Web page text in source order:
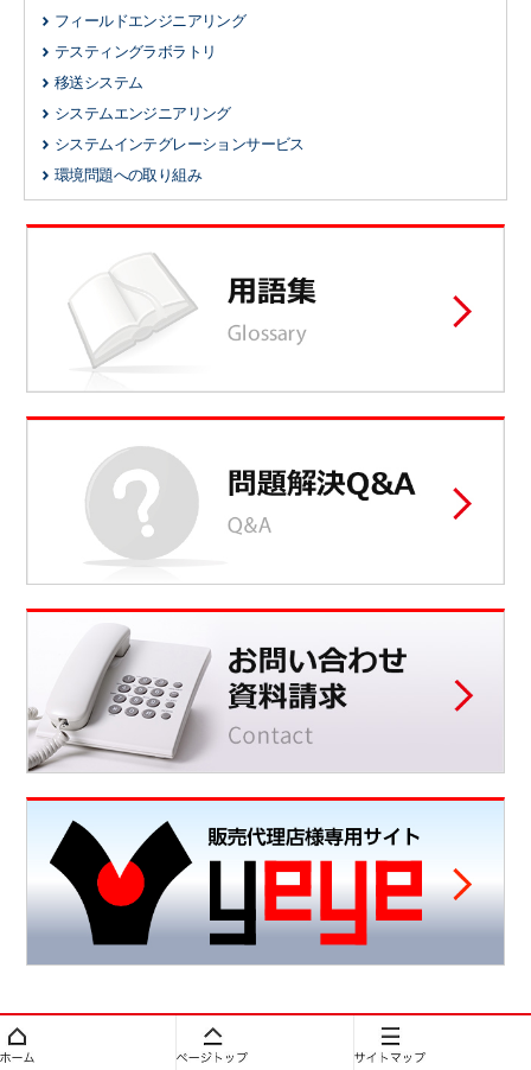
フィールドエンジニアリング
テスティングラボラトリ
移送システム
システムエンジニアリング
システムインテグレーションサービス
環境問題への取り組み